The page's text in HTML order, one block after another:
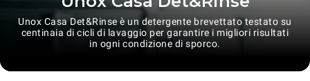
Unox Casa Det&Rinse è un detergente brevettato testato su
centinaia di cicli di lavaggio per garantire i migliori risultati
in ogni condizione di sporco.